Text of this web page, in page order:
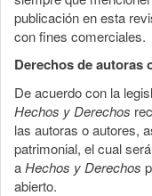
publicación en esta
con fines comerciales.
Derechos de autoras
De acuerdo con la
Hechos y Derechos
las autoras o autores,
patrimonial, el cual
aHechos y Derechos
abierto.